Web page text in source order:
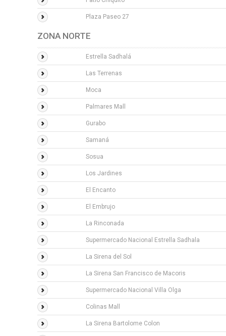
Plaza Paseo 27
ZONA NORTE
Estrella Sadhalá
Las Terrenas
Moca
Palmares Mall
Gurabo
Samaná
Sosua
Los Jardines
El Encanto
El Embrujo
La Rinconada
Supermercado Nacional Estrella Sadhala
La Sirena del Sol
La Sirena San Francisco de Macoris
Supermercado Nacional Villa Olga
Colinas Mall
La Sirena Bartolome Colon